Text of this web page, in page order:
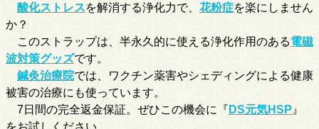
酸化ストレスを解消する浄化力で、 花粉症を楽にしません
か？
このストラップは、半永久的に使える浄化作用のある電磁
波対策グッズです。
鍼灸治療院では、ワクチン薬害やシェディングによる健康
被害の治療にも使っています。
7日間の完全返金保証。ぜひこの機会に『 DS元気HSP 』
をお試しください。